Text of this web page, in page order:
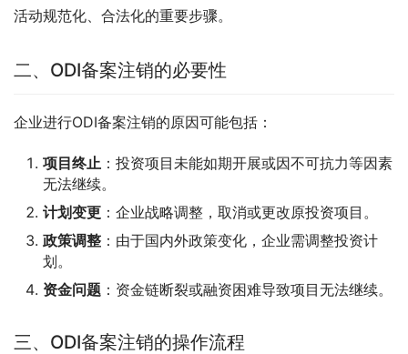
活动规范化、合法化的重要步骤。
二、ODI备案注销的必要性
企业进行ODI备案注销的原因可能包括：
项目终止 ：投资项目未能如期开展或因不可抗力等因素
无法继续。
计划变更 ：企业战略调整，取消或更改原投资项目。
政策调整 ：由于国内外政策变化，企业需调整投资计
划。
资金问题 ：资金链断裂或融资困难导致项目无法继续。
三、ODI备案注销的操作流程